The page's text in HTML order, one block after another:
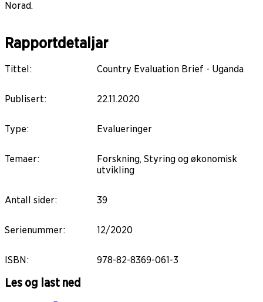
Norad.
Rapportdetaljar
Tittel: Country Evaluation Brief - Uganda
Publisert: 22.11.2020
Type: Evalueringer
Temaer:
Forskning, Styring og økonomisk
utvikling
Antall sider: 39
Serienummer: 12/2020
ISBN: 978-82-8369-061-3
Les og last ned